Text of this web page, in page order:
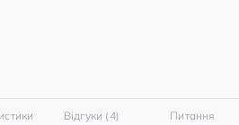
Відгуки (4) Питання